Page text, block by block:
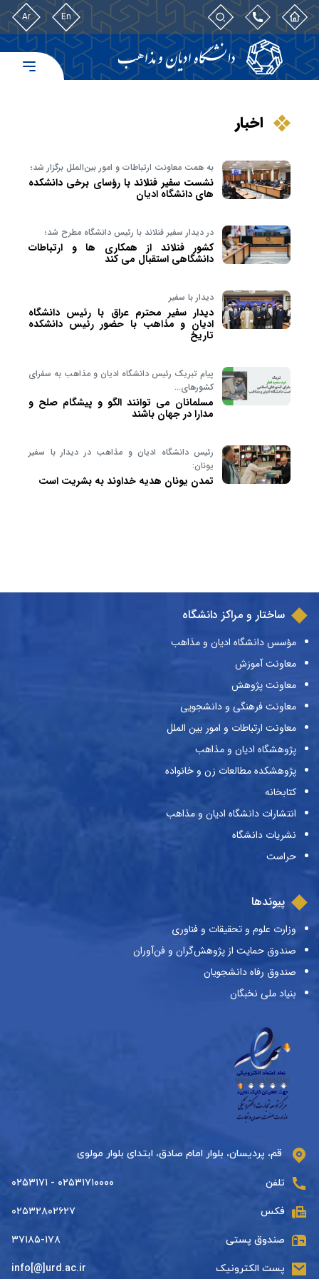
En
Ar
اخبار
به همت معاونت ارتباطات و امور بین‌الملل برگزار شد؛
نشست سفیر فنلاند با رؤسای برخی دانشکده
های دانشگاه ادیان
در دیدار سفیر فنلاند با رئیس دانشگاه مطرح شد؛
کشور فنلاند از همکاری ها و ارتباطات
دانشگاهی استقبال می کند
دیدار با سفیر
دیدار سفیر محترم عراق با رئیس دانشگاه
ادیان و مذاهب با حضور رئیس دانشکده
تاریخ
پیام تبریک رئیس دانشگاه ادیان و مذاهب به سفرای
کشورهای…
مسلمانان می توانند الگو و پیشگام صلح و
مدارا در جهان باشند
رئیس دانشگاه ادیان و مذاهب در دیدار با سفیر
یونان:
تمدن یونان هدیه خداوند به بشریت است
ساختار و مراکز دانشگاه
مؤسس دانشگاه ادیان و مذاهب
معاونت آموزش
معاونت پژوهش
معاونت فرهنگی و دانشجویی
معاونت ارتباطات و امور بین الملل
پژوهشگاه ادیان و مذاهب
پژوهشکده مطالعات زن و خانواده
کتابخانه
انتشارات دانشگاه ادیان و مذاهب
نشریات دانشگاه
حراست
پیوندها
وزارت علوم و تحقیقات و فناوری
صندوق حمایت از پژوهش‌گران و فن‌آوران
صندوق رفاه دانشجویان
بنیاد ملی نخبگان
قم، پردیسان، بلوار امام صادق، ابتدای بلوار مولوی
تلفن ۰۲۵۳۱۷۱۰۰۰۰ - ۰۲۵۳۱۷۱
فکس ۰۲۵۳۲۸۰۲۶۲۷
صندوق پستی ۳۷۱۸۵-۱۷۸
پست الکترونیک info[@]urd.ac.ir